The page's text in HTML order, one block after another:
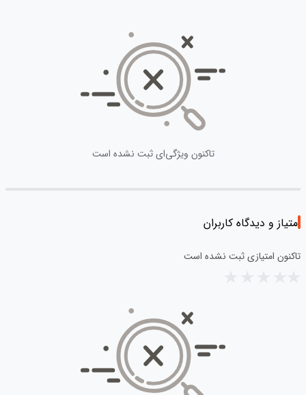
تاکنون ویژگی‌ای ثبت نشده است
امتیاز و دیدگاه کاربران
تاکنون امتیازی ثبت نشده است